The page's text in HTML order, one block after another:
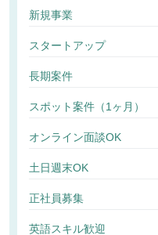
新規事業
スタートアップ
長期案件
スポット案件（1ヶ月）
オンライン面談OK
土日週末OK
正社員募集
英語スキル歓迎